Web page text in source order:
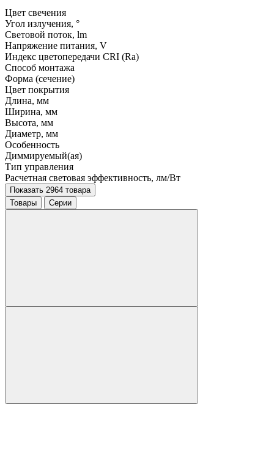
Цвет свечения
Угол излучения, °
Световой поток, lm
Напряжение питания, V
Индекс цветопередачи CRI (Ra)
Способ монтажа
Форма (сечение)
Цвет покрытия
Длина, мм
Ширина, мм
Высота, мм
Диаметр, мм
Особенность
Диммируемый(ая)
Тип управления
Расчетная световая эффективность, лм/Вт
Показать 2964 товара
Товары
Серии